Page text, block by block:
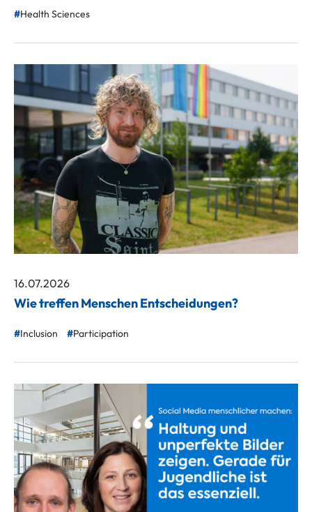
Health Sciences
16.07.2026
Wie treffen Menschen Entscheidungen?
Inclusion Participation